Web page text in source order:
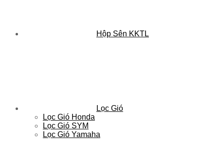
Hộp Sên KKTL
Lọc Gió
Lọc Gió Honda
Lọc Gió SYM
Lọc Gió Yamaha